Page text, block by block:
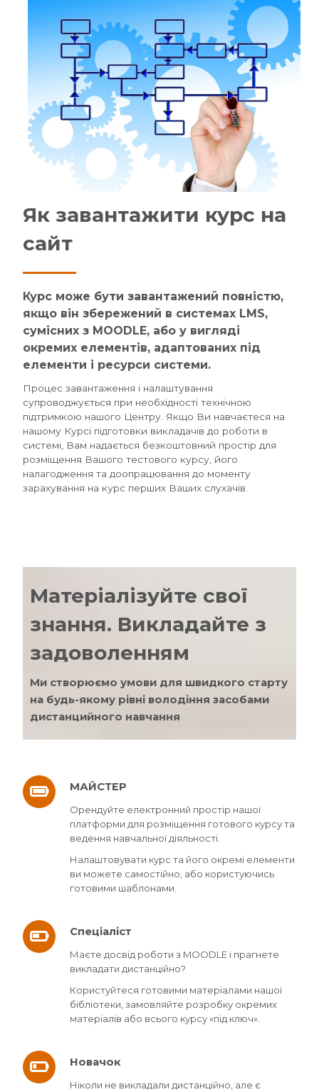
Як завантажити курс на
сайт
Курс може бути завантажений повністю,
якщо він збережений в системах LMS,
сумісних з MOODLE, або у вигляді
окремих елементів, адаптованих під
елементи і ресурси системи.
Процес завантаження і налаштування
супроводжується при необхідності технічною
підтримкою нашого Центру. Якщо Ви навчаєтеся на
нашому Курсі підготовки викладачів до роботи в
системі, Вам надається безкоштовний простір для
розміщення Вашого тестового курсу, його
налагодження та доопрацювання до моменту
зарахування на курс перших Ваших слухачів.
Матеріалізуйте свої
знання. Викладайте з
задоволенням
Ми створюємо умови для швидкого старту
на будь-якому рівні володіння засобами
дистанцийного навчання
МАЙСТЕР
Орендуйте електронний простір нашої
платформи для розміщення готового курсу та
ведення навчальної діяльності.
Налаштовувати курс та його окремі елементи
ви можете самостійно, або користуючись
готовими шаблонами.
Спеціаліст
Маєте досвід роботи з MOODLE і прагнете
викладати дистанційно?
Користуйтеся готовими матеріалами нашої
бібліотеки, замовляйте розробку окремих
матеріалів або всього курсу «під ключ».
Новачок
Ніколи не викладали дистанційно, але є